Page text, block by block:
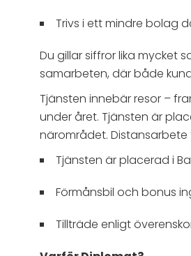
Trivs i ett mindre bolag
Du gillar siffror lika mycket
samarbeten, där både
Tjänsten innebär resor –
under året. Tjänsten är
närområdet.
Tjänsten är placerad i
Förmånsbil och bonus
Tillträde enligt